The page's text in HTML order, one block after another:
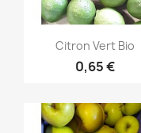
Aperçu rapide
Citron Vert Bio
0,65 €